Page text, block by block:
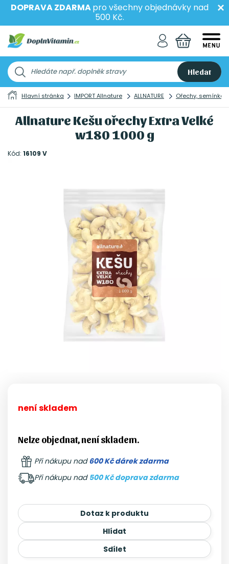
DOPRAVA ZDARMApro všechny objednávky nad
500 Kč.
Hledat
Hlavní stránka IMPORT Allnature ALLNATURE Ořechy, semínka
Allnature Kešu ořechy Extra Velké
w180 1000 g
Kód: 16109 V
není skladem
Nelze objednat, není skladem.
Při nákupu nad600 Kč dárek zdarma
Při nákupu nad 500 Kč doprava zdarma
Dotaz k produktu
Hlídat
Sdílet